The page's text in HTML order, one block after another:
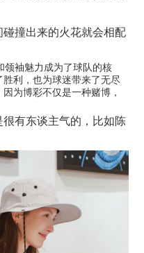
撞出来的火花就会相配
领袖魅力成为了球队的核
利，也为球迷带来了无尽
为博彩不仅是一种赌博，
有东谈主气的，比如陈